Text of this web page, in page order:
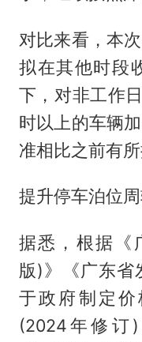
对比来看，本
拟在其他时段
下，对非工作
时以上的车辆
准相比之前有所
提升停车泊位
据悉，根据《
版)》《广东省
于政府制定
(2024年修订